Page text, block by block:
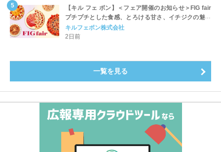
【キル フェ ボン】＜フェア開催のお知らせ＞FIG fair
プチプチとした食感、とろける甘さ、イチジクの魅力
をたっぷりと。新作を含め、イチジク尽くしの全4種が
登場8月20日（木）スタート
キルフェボン株式会社
2日前
一覧を見る